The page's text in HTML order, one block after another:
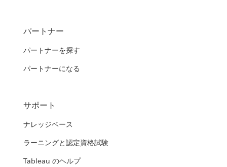
パートナー
パートナーを探す
パートナーになる
サポート
ナレッジベース
ラーニングと認定資格試験
Tableau のヘルプ